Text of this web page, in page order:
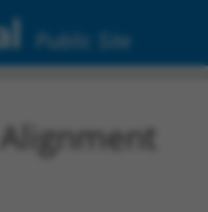
Public Site